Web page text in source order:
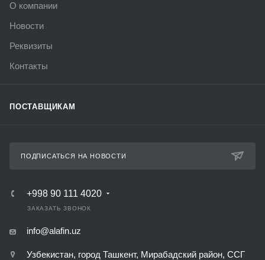
О компании
Новости
Реквизиты
Контакты
ПОСТАВЩИКАМ
ПОДПИСАТЬСЯ НА НОВОСТИ
+998 90 111 4020
ЗАКАЗАТЬ ЗВОНОК
info@alafin.uz
Узбекистан, город Ташкент, Мирабадский район, ССГ